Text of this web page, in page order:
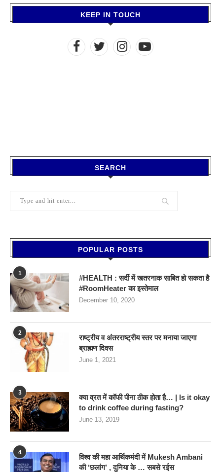
KEEP IN TOUCH
SEARCH
POPULAR POSTS
1
#HEALTH : सर्दी में खतरनाक साबित हो सकता है
#RoomHeater का इस्तेमाल
December 10, 2020
2
राष्ट्रीय व अंतरराष्ट्रीय स्तर पर मनाया जाएगा
ब्राह्मण दिवस
June 1, 2021
3
क्या व्रत में कॉफी पीना ठीक होता है… | Is it okay
to drink coffee during fasting?
June 13, 2019
4
विश्व की महा आर्थिकमंदी में Mukesh Ambani
की ‘छलांग’ , दुनिया के … सबसे रईस